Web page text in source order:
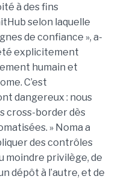
à des fins
selon laquelle
de confiance », a-
explicitement
humain et
C’est
dangereux : nous
cross-border dès
» Noma a
des contrôles
moindre privilège, de
dépôt à l’autre, et de